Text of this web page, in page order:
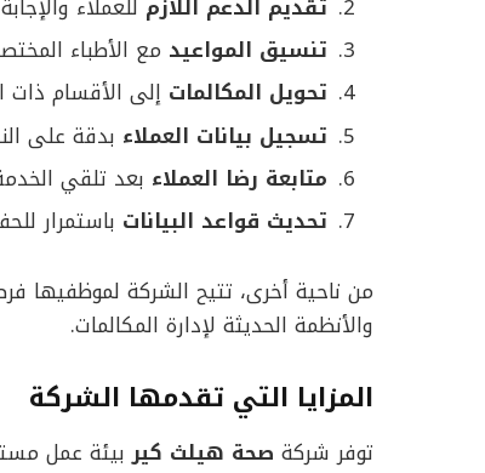
تقديم الدعم اللازم للعملاء
تنسيق المواعيد مع الأطباء
تحويل المكالمات إلى الأقسام ذات
تسجيل بيانات العملاء بدقة على
متابعة رضا العملاء بعد تلقي
تحديث قواعد البيانات باستمرار
من ناحية أخرى، تتيح الشركة لموظفيها
والأنظمة الحديثة لإدارة المكالمات.
المزايا التي تقدمها الشركة
توفر شركة صحة هيلث كيربيئة عمل